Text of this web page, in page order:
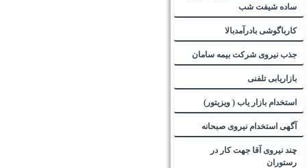
ساده شیفت شب
کارباگوشی بادرآمدبالا
جذب نیروی شرکت بیمه سامان
بازاریابی تلفنی
استخدام بازار یاب ( ویزیتور)
آگهی استخدام نیروی صبحانه
چند نیروی آقا جهت کار در
رستوران